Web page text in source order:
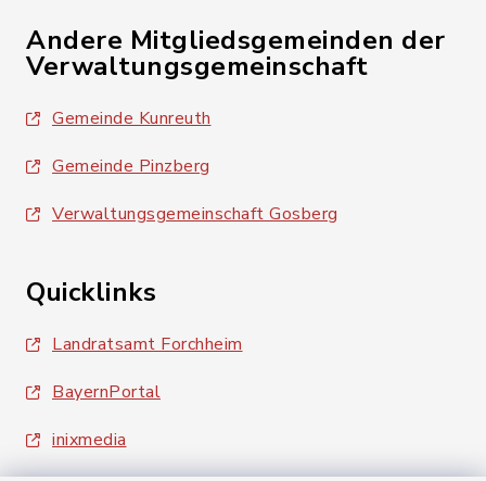
Andere Mitgliedsgemeinden der
Verwaltungsgemeinschaft
Gemeinde Kunreuth
Gemeinde Pinzberg
Verwaltungsgemeinschaft Gosberg
Quicklinks
Landratsamt Forchheim
BayernPortal
inixmedia